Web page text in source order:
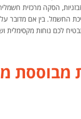
הסקה מרכזית
לכם נוחות מקסימלית
מבוססת